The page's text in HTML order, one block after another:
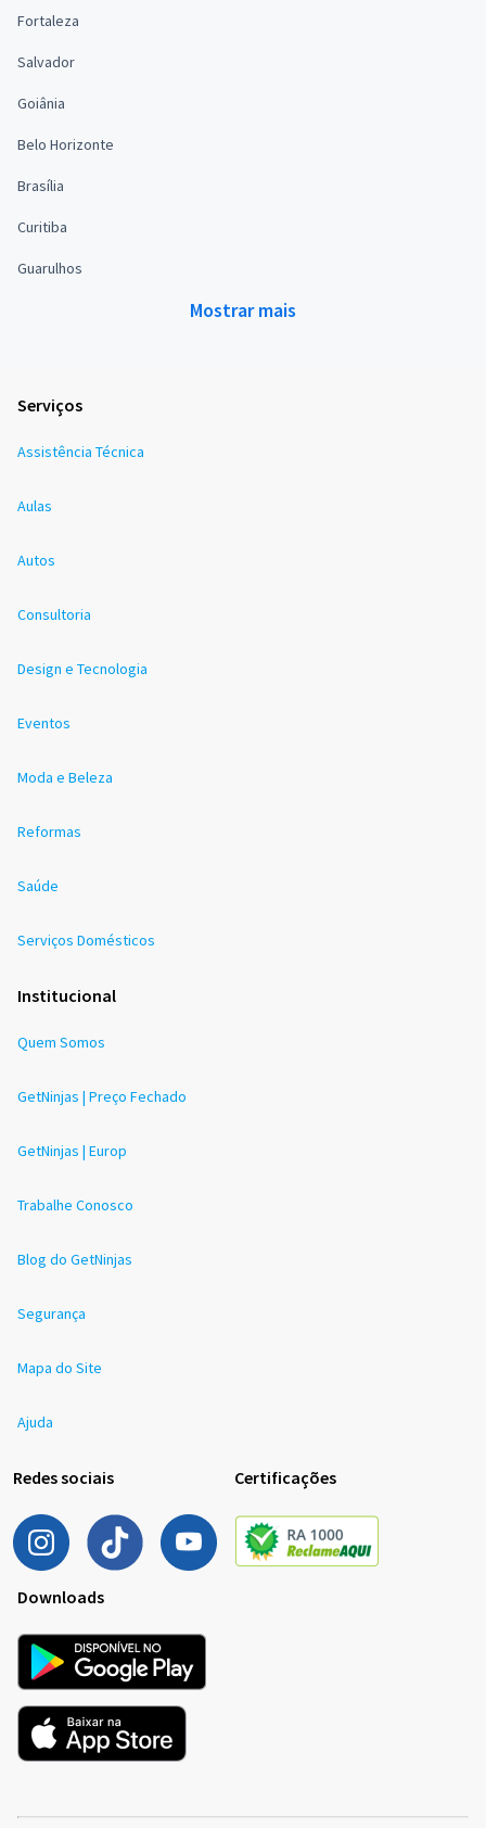
Fortaleza
Salvador
Goiânia
Belo Horizonte
Brasília
Curitiba
Guarulhos
Mostrar mais
Serviços
Assistência Técnica
Aulas
Autos
Consultoria
Design e Tecnologia
Eventos
Moda e Beleza
Reformas
Saúde
Serviços Domésticos
Institucional
Quem Somos
GetNinjas | Preço Fechado
GetNinjas | Europ
Trabalhe Conosco
Blog do GetNinjas
Segurança
Mapa do Site
Ajuda
Redes sociais Certificações
Downloads